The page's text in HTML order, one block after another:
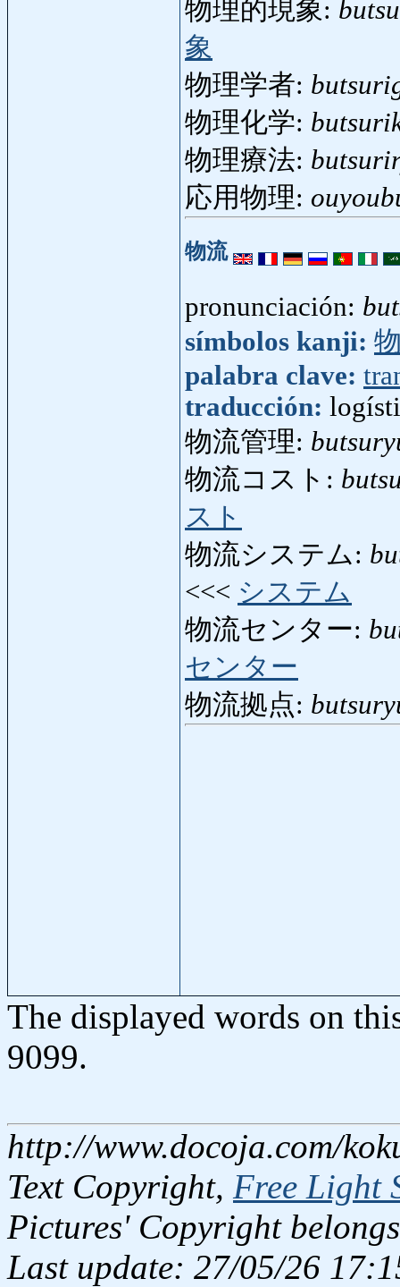
物理的現象:
象
物理学者:
物理化学:
物理療法:
応用物理:
物流
pronunciación:
símbolos kanji:
palabra clave:
traducción:
物流管理:
物流コスト:
スト
物流システム:
<<< システム
物流センター:
センター
物流拠点:
The displayed words on
9099.
http://www.docoja.com/
Text Copyright, Free Light
Pictures' Copyright
Last update: 27/05/26